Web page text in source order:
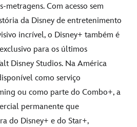
metragens. Com acesso sem
da Disney de entretenimento
incrível, o Disney+ também é
para os últimos
Disney Studios. Na América
como serviço
ou como parte do Combo+, a
permanente que
do Disney+ e do Star+,